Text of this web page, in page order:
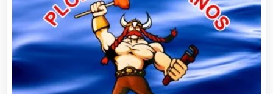
Alquiler de Sillas y Mesas
Alquiler de Trajes de Etiqueta